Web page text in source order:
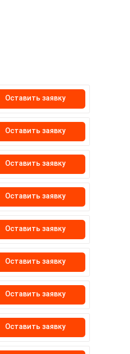
Оставить заявку
Оставить заявку
Оставить заявку
Оставить заявку
Оставить заявку
Оставить заявку
Оставить заявку
Оставить заявку